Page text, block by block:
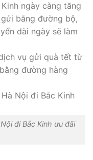
ngày càng tăng
bằng đường bộ,
dài ngày sẽ làm
vụ gửi quà tết từ
đường hàng
đi Bắc Kinh ưu đãi